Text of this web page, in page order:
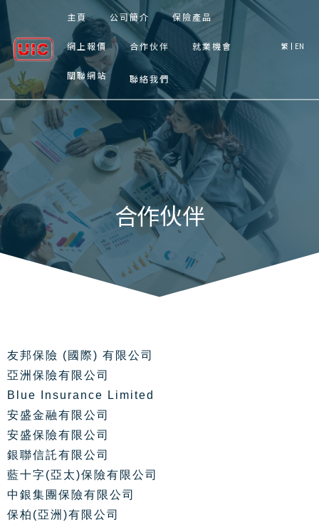
主頁 公司簡介 保險產品
網上報價 合作伙伴 就業機會
關聯網站 聯絡我們
繁 EN
合作伙伴
友邦保險 (國際) 有限公司
亞洲保險有限公司
Blue Insurance Limited
安盛金融有限公司
安盛保險有限公司
銀聯信託有限公司
藍十字(亞太)保險有限公司
中銀集團保險有限公司
保柏(亞洲)有限公司